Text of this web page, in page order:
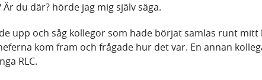
Är du där? hörde jag mig själv säga.
upp och såg kollegor som hade börjat samlas runt mitt
kom fram och frågade hur det var. En annan
RLC.